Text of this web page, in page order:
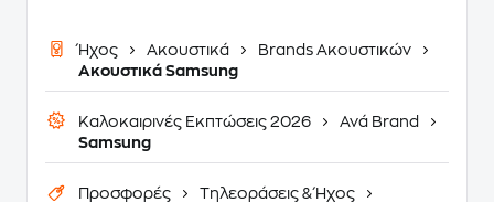
Ήχος Ακουστικά
Brands Ακουστικών
Ακουστικά Samsung
Καλοκαιρινές Εκπτώσεις 2026
Ανά Brand
Samsung
Προσφορές
Τηλεοράσεις & Ήχος